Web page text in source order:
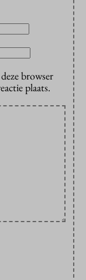
browser
plaats.